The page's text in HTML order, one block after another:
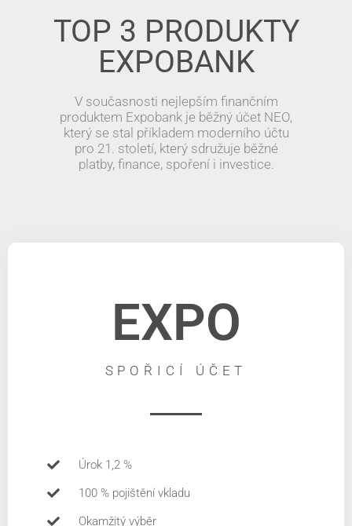
TOP 3 PRODUKTY
EXPOBANK
V současnosti nejlepším finančním
produktem Expobank je běžný účet NEO,
který se stal příkladem moderního účtu
pro 21. století, který sdružuje běžné
platby, finance, spoření i investice.
EXPO
SPOŘICÍ ÚČET
Úrok 1,2 %
100 % pojištění vkladu
Okamžitý výběr